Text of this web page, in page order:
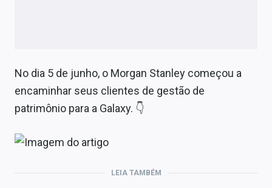
No dia 5 de junho, o Morgan Stanley começou a
encaminhar seus clientes de gestão de
patrimônio para a Galaxy. 👇
LEIA TAMBÉM